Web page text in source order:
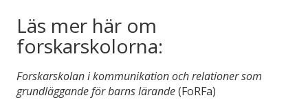
Läs mer här om
forskarskolorna:
Forskarskolan i kommunikation och relationer som
grundläggande för barns lärande(FoRFa)